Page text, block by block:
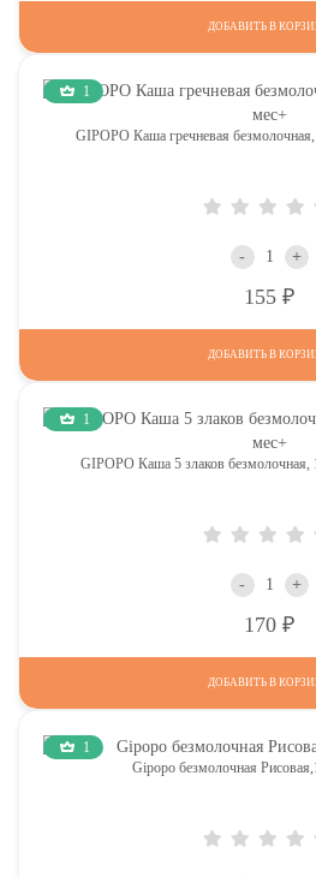
ДОБАВИТЬ В
1
GIPOPO Каша гречневая безмолочная,
- +
155
ДОБАВИТЬ В
1
GIPOPO Каша 5 злаков безмолочная,
- +
170
ДОБАВИТЬ В
1
Gipopo безмолочная